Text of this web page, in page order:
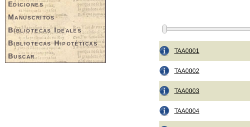
Ediciones
Manuscritos
Bibliotecas Ideales
Bibliotecas Hipotéticas
Buscar
TAA0001
TAA0002
TAA0003
TAA0004